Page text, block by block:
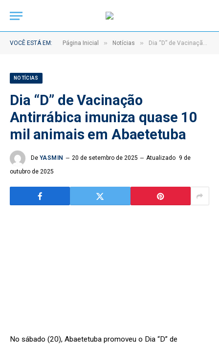
VOCÊ ESTÁ EM: Página Inicial » Notícias » Dia “D” de Vacinação Antirrábica imuniza quase 10 mil animais em Abaetetuba
NOTÍCIAS
Dia “D” de Vacinação
Antirrábica imuniza quase 10
mil animais em Abaetetuba
De YASMIN 20 de setembro de 2025 Atualizado 9 de
outubro de 2025
No sábado (20), Abaetetuba promoveu o Dia “D” de